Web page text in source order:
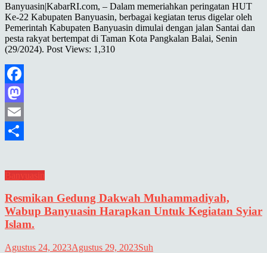
Banyuasin|KabarRI.com, – Dalam memeriahkan peringatan HUT
Ke-22 Kabupaten Banyuasin, berbagai kegiatan terus digelar oleh
Pemerintah Kabupaten Banyuasin dimulai dengan jalan Santai dan
pesta rakyat bertempat di Taman Kota Pangkalan Balai, Senin
(29/2024). Post Views: 1,310
Facebook
Mastodon
Email
Banyuasin
Resmikan Gedung Dakwah Muhammadiyah,
Wabup Banyuasin Harapkan Untuk Kegiatan Syiar
Islam.
Agustus 24, 2023Agustus 29, 2023Suh